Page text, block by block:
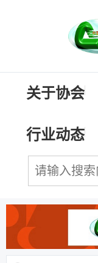
关于协会
行业动态